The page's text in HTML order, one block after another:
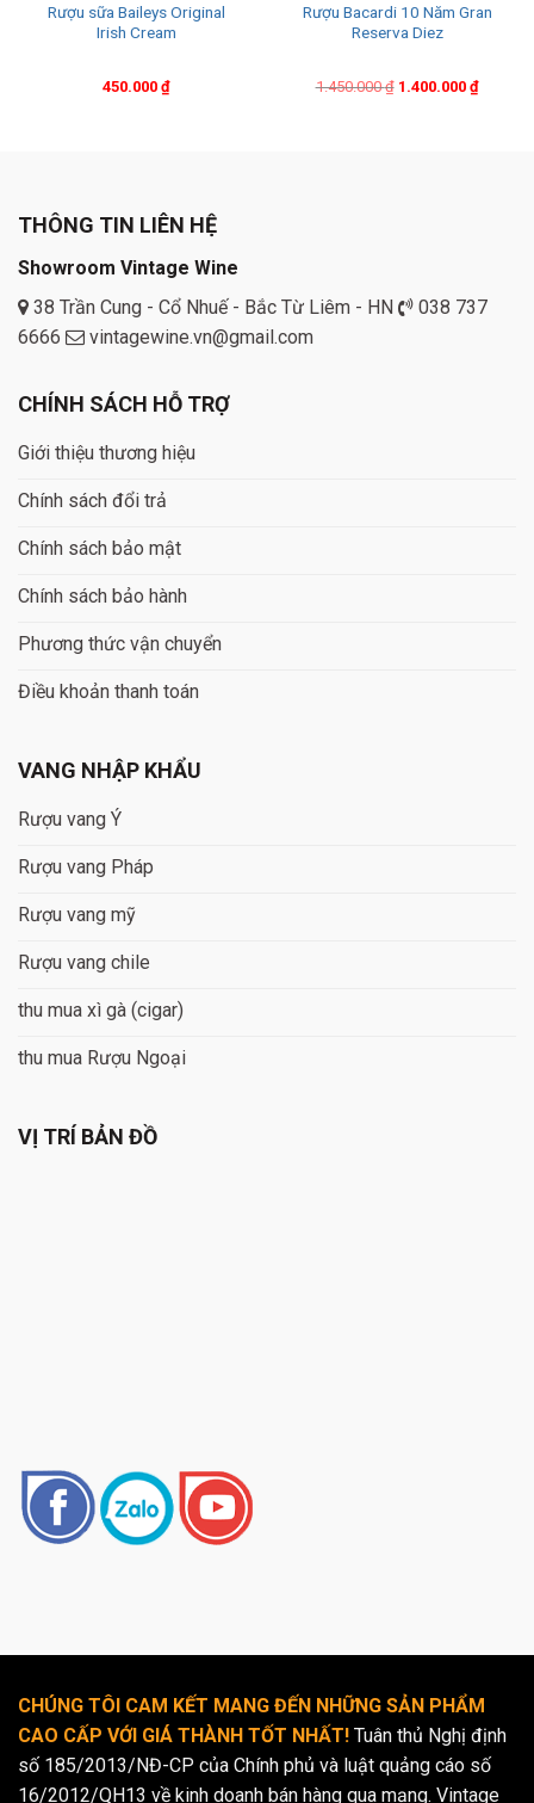
Rượu sữa Baileys Original
Irish Cream
450.000 ₫
Rượu Bacardi 10 Năm Gran
Reserva Diez
1.450.000₫
Original
1.400.000₫
Current
THÔNG TIN LIÊN HỆ
Showroom Vintage Wine
38 Trần Cung - Cổ Nhuế - Bắc Từ Liêm - HN
038 737
6666
vintagewine.vn@gmail.com
CHÍNH SÁCH HỖ TRỢ
Giới thiệu thương hiệu
Chính sách đổi trả
Chính sách bảo mật
Chính sách bảo hành
Phương thức vận chuyển
Điều khoản thanh toán
VANG NHẬP KHẨU
Rượu vang Ý
Rượu vang Pháp
Rượu vang mỹ
Rượu vang chile
thu mua xì gà (cigar)
thu mua Rượu Ngoại
VỊ TRÍ BẢN ĐỒ
CHÚNG TÔI CAM KẾT MANG ĐẾN NHỮNG SẢN PHẨM
CAO CẤP VỚI GIÁ THÀNH TỐT NHẤT! Tuân thủ Nghị định
số 185/2013/NĐ-CP của Chính phủ và luật quảng cáo số
16/2012/QH13 về kinh doanh bán hàng qua mạng. Vintage